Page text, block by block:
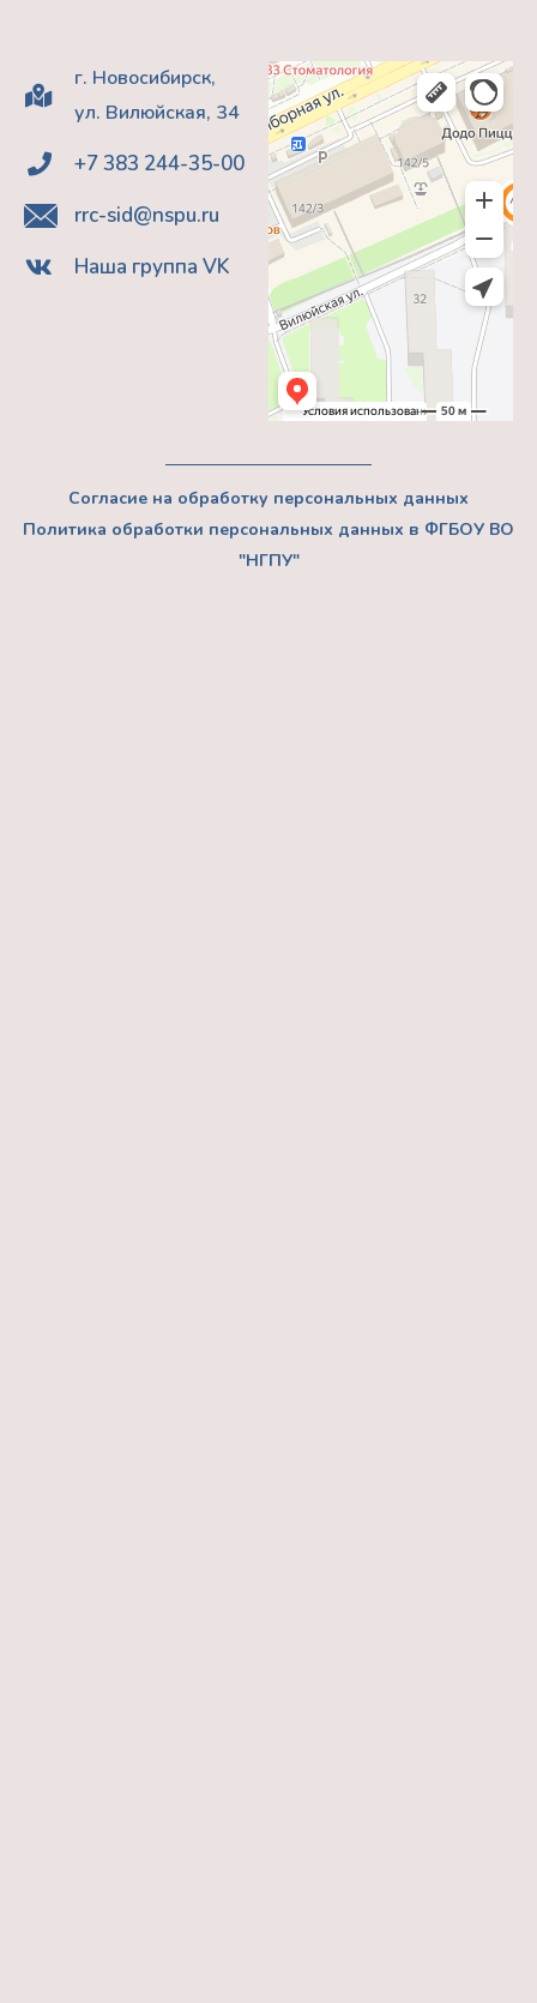
г. Новосибирск,
ул. Вилюйская, 34
+7 383 244-35-00
rrc-sid@nspu.ru
Наша группа VK
Согласие на обработку персональных данных
Политика обработки персональных данных в ФГБОУ ВО
"НГПУ"